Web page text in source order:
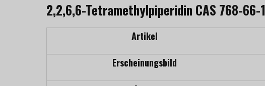
2,2,6,6-Tetramethylpiperidin CAS 768-66-1
Artikel
Erscheinungsbild